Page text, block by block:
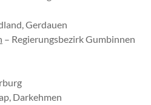
Gerdauen
– Regierungsbezirk Gumbinnen
Darkehmen